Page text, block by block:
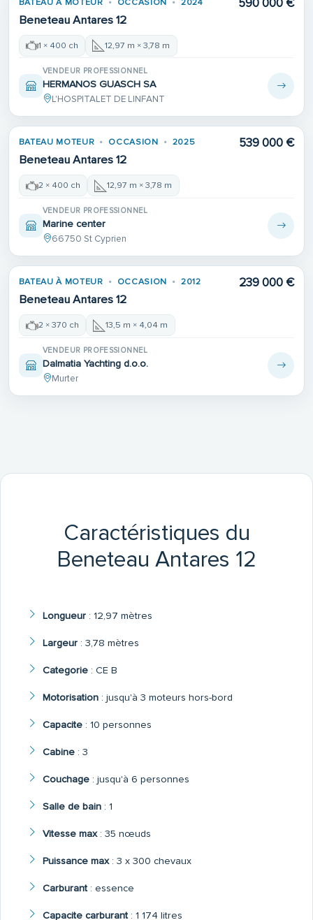
BATEAU À MOTEUR OCCASION 2024
Beneteau Antares 12
590 000 €
1 × 400 ch 12,97 m × 3,78 m
VENDEUR PROFESSIONNEL
HERMANOS GUASCH SA
L'HOSPITALET DE LINFANT
BATEAU MOTEUR OCCASION 2025
Beneteau Antares 12
539 000 €
2 × 400 ch 12,97 m × 3,78 m
VENDEUR PROFESSIONNEL
Marine center
66750 St Cyprien
BATEAU À MOTEUR OCCASION 2012
Beneteau Antares 12
239 000 €
2 × 370 ch 13,5 m × 4,04 m
VENDEUR PROFESSIONNEL
Dalmatia Yachting d.o.o.
Murter
Caractéristiques du
Beneteau Antares 12
Longueur: 12,97 mètres
Largeur: 3,78 mètres
Categorie: CE B
Motorisation: jusqu'à 3 moteurs hors-bord
Capacite: 10 personnes
Cabine: 3
Couchage: jusqu'à 6 personnes
Salle de bain: 1
Vitesse max: 35 nœuds
Puissance max: 3 x 300 chevaux
Carburant: essence
Capacite carburant: 1 174 litres